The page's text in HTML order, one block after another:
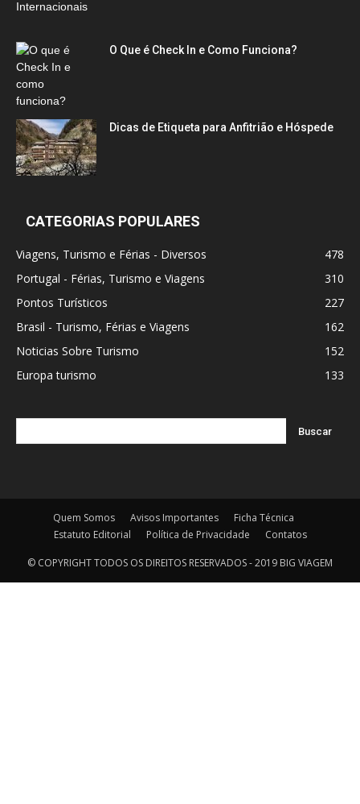
O Que é Check In e Como Funciona?
Dicas de Etiqueta para Anfitrião e Hóspede
CATEGORIAS POPULARES
Viagens, Turismo e Férias - Diversos
478
Portugal - Férias, Turismo e Viagens
310
Pontos Turísticos
227
Brasil - Turismo, Férias e Viagens
162
Noticias Sobre Turismo
152
Europa turismo
133
Quem Somos Avisos Importantes
Ficha Técnica
Estatuto Editorial
Política de Privacidade Contatos
© COPYRIGHT TODOS OS DIREITOS RESERVADOS - 2019 BIG VIAGEM